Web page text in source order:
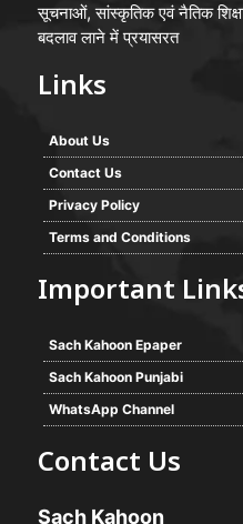
सूचनाओं, सांस्कृतिक एवं नैतिक
बदलाव लाने में प्रयासरत
Links
About Us
Contact Us
Privacy Policy
Terms and Conditions
Important
Sach Kahoon Epaper
Sach Kahoon Punjabi
WhatsApp Channel
Contact Us
Sach Kahoon